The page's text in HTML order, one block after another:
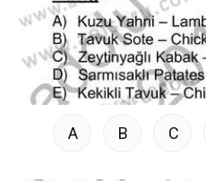
A B C